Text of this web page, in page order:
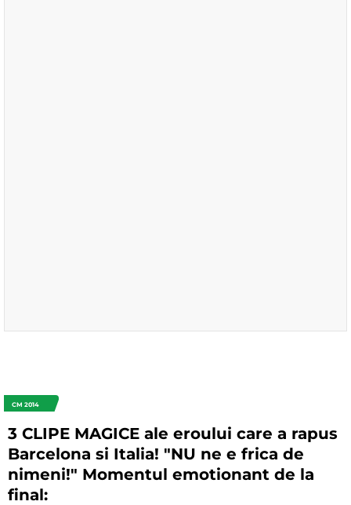
CM 2014
3 CLIPE MAGICE ale eroului care a rapus
Barcelona si Italia! "NU ne e frica de
nimeni!" Momentul emotionant de la
final: